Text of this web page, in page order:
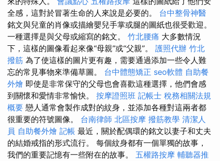
全感，這對於冒著生命的人來說是必要的。 台中整骨神醫
銘文與兒童的肖像或描繪嬰兒手掌或腿的圖紙也很受歡迎。
一種選擇是與父母或縮寫的銘文。 竹北腰痛 大多數情況
下，這樣的圖像看起來像“母親”或“父親”。 護照代辦 竹北
撥筋 為了使這樣的圖片更有趣，需要通過添加一些令人難
忘的常見事物來準備草圖。 台中體態矯正 seo軟體 自助餐
外燴 即使是非常保守的父母也會喜歡這種選擇，他們會感
到關懷和愛情非常愉快。 按摩證照班 記帳士 稅務相關法規
概要 戀人通常會製作成對的紋身，並添加各種對這兩者都
很重要的符號圖像。 台南律師 北區按摩 撥筋教學 清潔人
員 自助餐外燴 記帳 最近，關於配偶環的銘文以妻子和丈夫
的結婚戒指的形式流行。 每個紋身都有一個單獨的故事，
我們的重要記憶有一些附在的故事。 五權路按摩 輔聽器推